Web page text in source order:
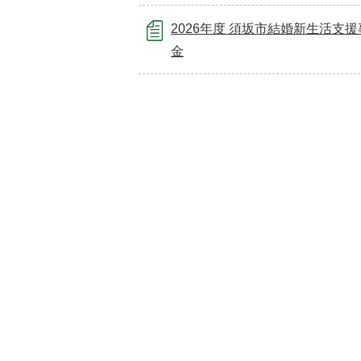
2026年度 須坂市結婚新生活支援
金